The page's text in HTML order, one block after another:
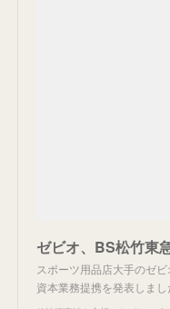
ゼビオ、BS松竹東
スポーツ用品店大手のゼ
資本業務提携を発表しま